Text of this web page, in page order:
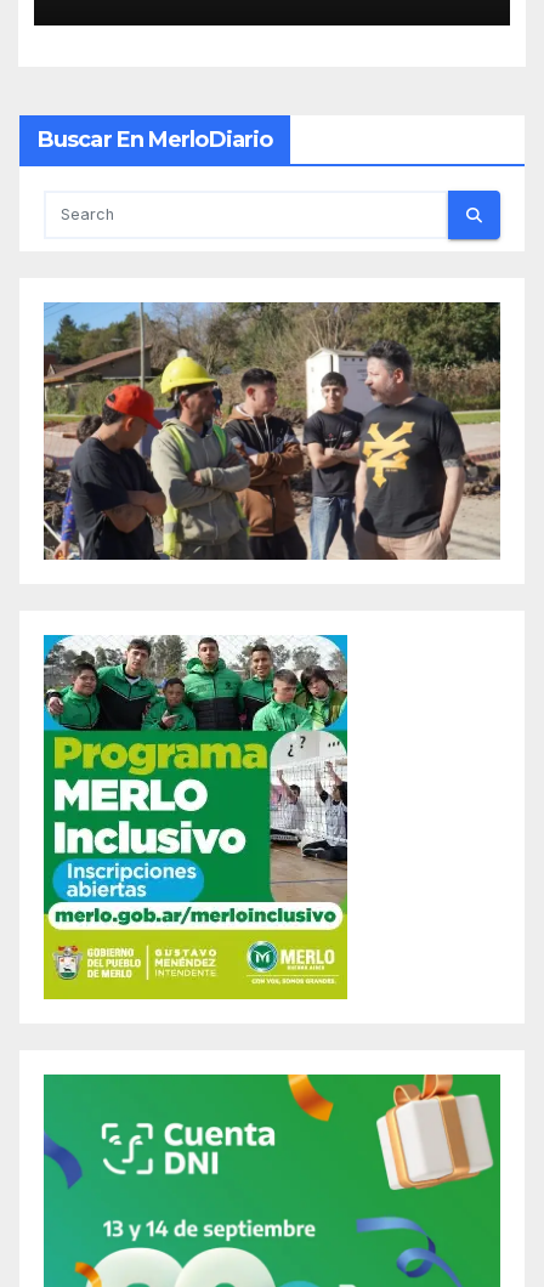
Buscar En MerloDiario